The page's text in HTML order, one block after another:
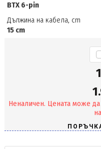
BTX 6-pin
Дължина на кабела, cm
15 cm
Неналичен. Цената може